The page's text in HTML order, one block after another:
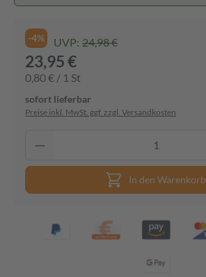
-4% UVP: 24,98 €
23,95 €
0,80 € / 1 St
sofort lieferbar
Preise inkl. MwSt. ggf. zzgl. Versandkosten
In den Warenkorb